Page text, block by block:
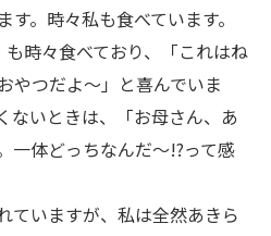
。時々私も食べています。
時々食べており、「これはね
やつだよ～」と喜んでいま
ないときは、「お母さん、あ
一体どっちなんだ～!?って感
ていますが、私は全然あきら